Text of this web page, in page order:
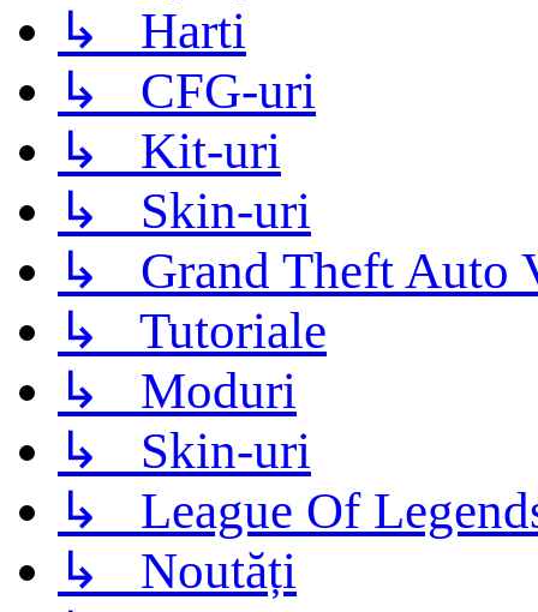
↳ Harti
↳ CFG-uri
↳ Kit-uri
↳ Skin-uri
↳ Grand Theft Auto
↳ Tutoriale
↳ Moduri
↳ Skin-uri
↳ League Of
↳ Noutăți